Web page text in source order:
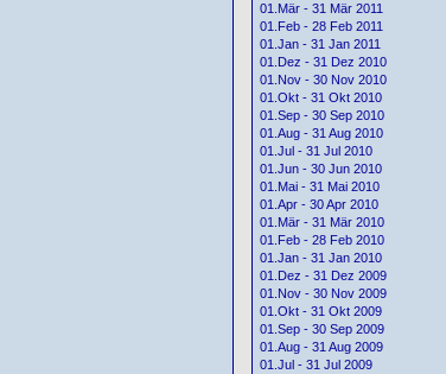
01.Mär - 31 Mär 2011
01.Feb - 28 Feb 2011
01.Jan - 31 Jan 2011
01.Dez - 31 Dez 2010
01.Nov - 30 Nov 2010
01.Okt - 31 Okt 2010
01.Sep - 30 Sep 2010
01.Aug - 31 Aug 2010
01.Jul - 31 Jul 2010
01.Jun - 30 Jun 2010
01.Mai - 31 Mai 2010
01.Apr - 30 Apr 2010
01.Mär - 31 Mär 2010
01.Feb - 28 Feb 2010
01.Jan - 31 Jan 2010
01.Dez - 31 Dez 2009
01.Nov - 30 Nov 2009
01.Okt - 31 Okt 2009
01.Sep - 30 Sep 2009
01.Aug - 31 Aug 2009
01.Jul - 31 Jul 2009